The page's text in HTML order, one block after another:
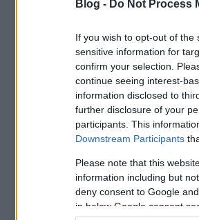
Blog - Do Not Process
If you wish to opt-out of
sensitive information for
confirm your selection.
continue seeing interest-
information disclosed to
further disclosure of your
participants. This
Downstream Participants
Please note that this
information including but
deny consent to Google
in below Google consent